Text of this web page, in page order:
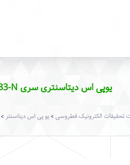
یوپی اس دیتاسنتری سری FDS33-N
الکترونیک فطروسی> یو پی اس دیتاسنتر >